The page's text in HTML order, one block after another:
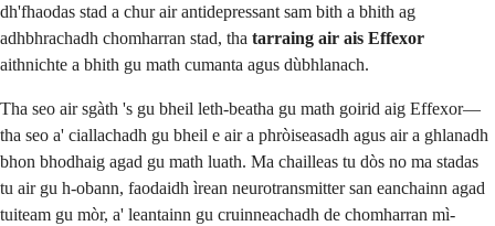
dh'fhaodas stad a chur air antidepressant sam bith a bhith ag
adhbhrachadh chomharran stad, tha tarraing air ais Effexor
aithnichte a bhith gu math cumanta agus dùbhlanach.
Tha seo air sgàth 's gu bheil leth-beatha gu math goirid aig Effexor—
tha seo a' ciallachadh gu bheil e air a phròiseasadh agus air a ghlanadh
bhon bhodhaig agad gu math luath. Ma chailleas tu dòs no ma stadas
tu air gu h-obann, faodaidh ìrean neurotransmitter san eanchainn agad
tuiteam gu mòr, a' leantainn gu cruinneachadh de chomharran mì-